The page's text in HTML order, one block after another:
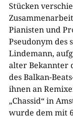
Stücken
Pianisten und
Pseudonym des
Lindemann,
alter Bekannter
des Balkan-
ihnen an
„Chassid“ in
wurde dem mit